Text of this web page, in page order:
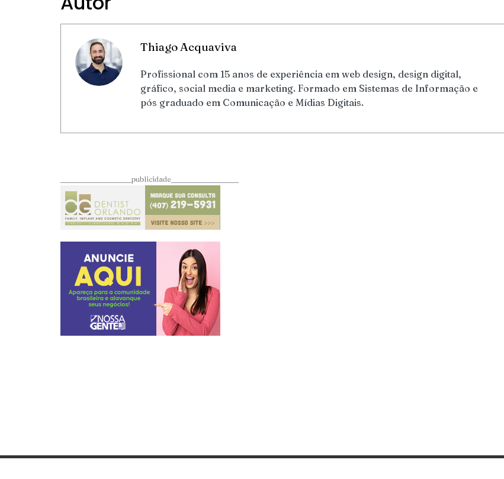
Thiago Acquaviva
Profissional com 15 anos de experiência em web design, design digital,
gráfico, social media e marketing. Formado em Sistemas de Informação e
pós graduado em Comunicação e Mídias Digitais.
____________________publicidade___________________